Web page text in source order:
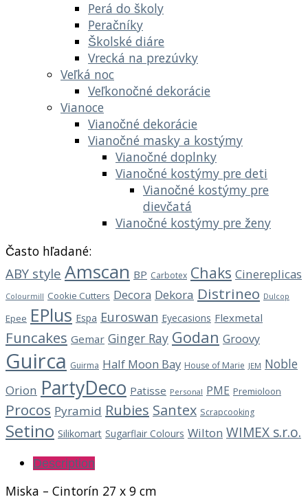
Perá do školy
Peračníky
Školské diáre
Vrecká na prezúvky
Veľká noc
Veľkonočné dekorácie
Vianoce
Vianočné dekorácie
Vianočné masky a kostýmy
Vianočné doplnky
Vianočné kostýmy pre deti
Vianočné kostýmy pre
dievčatá
Vianočné kostýmy pre ženy
Často hľadané:
ABY style Amscan BP Carbotex Chaks Cinereplicas
Colourmill Cookie Cutters Decora Dekora Distrineo Dulcop
Epee EPlus Espa Euroswan Eyecasions Flexmetal
Funcakes Gemar Ginger Ray Godan Groovy
Guirca Guirma Half Moon Bay House of Marie JEM Noble
Orion PartyDeco Patisse Personal PME Premioloon
Procos Pyramid Rubies Santex Scrapcooking
Setino Silikomart Sugarflair Colours Wilton WIMEX s.r.o.
Description
Miska – Cintorín 27 x 9 cm